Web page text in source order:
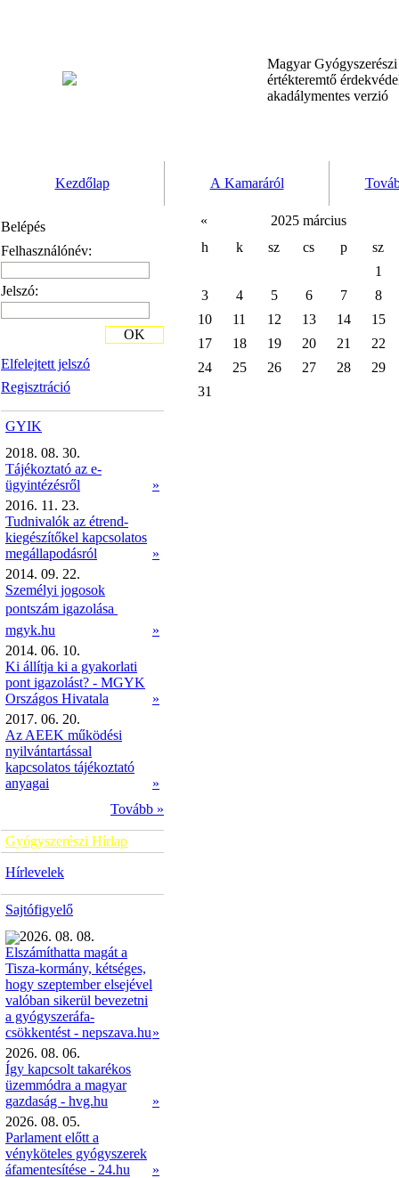
Magyar
értékteremtő
akadálymentes verzió
Kezdőlap A Kamaráról
Belépés
Felhasználónév:
Jelszó:
Elfelejtett jelszó
Regisztráció
OK
GYIK
2018. 08. 30.
Tájékoztató az e-
ügyintézésről
»
2016. 11. 23.
Tudnivalók az étrend-
kiegészítőkel kapcsolatos
megállapodásról
»
2014. 09. 22.
Személyi jogosok
pontszám igazolása 
mgyk.hu
»
2014. 06. 10.
Ki állítja ki a gyakorlati
pont igazolást? - MGYK
Országos Hivatala
»
2017. 06. 20.
Az AEEK működési
nyilvántartással
kapcsolatos tájékoztató
anyagai
»
Tovább »
Gyógyszerészi Hírlap
Hírlevelek
Sajtófigyelő
2026. 08. 08.
Elszámíthatta magát a
Tisza-kormány, kétséges,
hogy szeptember elsejével
valóban sikerül bevezetni
a gyógyszeráfa-
csökkentést - nepszava.hu»
2026. 08. 06.
Így kapcsolt takarékos
üzemmódra a magyar
gazdaság - hvg.hu
»
2026. 08. 05.
Parlament előtt a
vényköteles gyógyszerek
áfamentesítése - 24.hu
»
«
2025 március
h
k sz cs p
sz
1
3
4 5 6 7
8
10
11 12 13 14
15
17
18 19 20 21
22
24
25 26 27 28
29
31